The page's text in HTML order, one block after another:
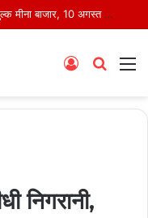
तिल्दा-नेवरा में अनाथ बच्चों के लिए लगेगा नि:शुल्क मीना बाजार, 10 अगस्त को मुस्कानों से सजेगी खास शाम
Search
Log
निगरानी,